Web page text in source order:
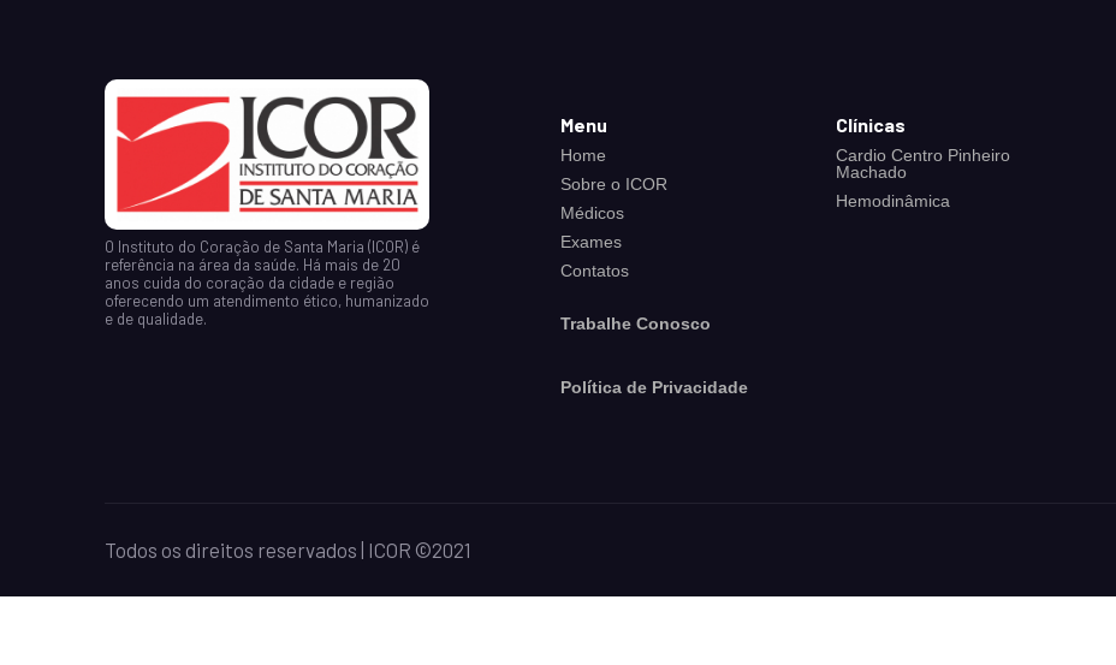
O Instituto do Coração de Santa Maria (ICOR) é
referência na área da saúde. Há mais de 20
anos cuida do coração da cidade e região
oferecendo um atendimento ético, humanizado
e de qualidade.
Menu
Home
Sobre o ICOR
Médicos
Exames
Contatos
Trabalhe Conosco
Política de Privacidade
Clínicas
Cardio Centro Pinheiro
Machado
Hemodinâmica
Todos os direitos reservados | ICOR ©2021